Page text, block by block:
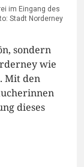
im Eingang des
Stadt Norderney
sondern
wie
Mit den
dieses